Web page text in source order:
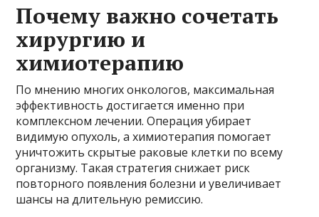
Почему важно сочетать
хирургию и
химиотерапию
По мнению многих онкологов, максимальная
эффективность достигается именно при
комплексном лечении. Операция убирает
видимую опухоль, а химиотерапия помогает
уничтожить скрытые раковые клетки по всему
организму. Такая стратегия снижает риск
повторного появления болезни и увеличивает
шансы на длительную ремиссию.